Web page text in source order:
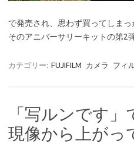
で発売され、思わず買ってしま
そのアニバーサリーキットの第2
カテゴリー: FUJIFILM カメラ フィ
「写ルンです
現像から上がっ